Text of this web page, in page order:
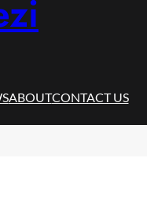
ABOUTCONTACT US